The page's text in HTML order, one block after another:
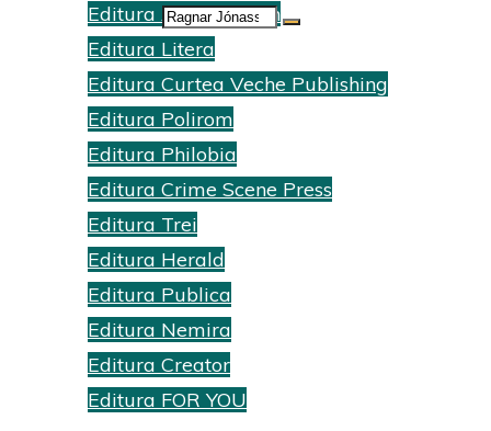
Editura Act si Politon
Editura Litera
Editura Curtea Veche Publishing
Editura Polirom
Editura Philobia
Editura Crime Scene Press
Editura Trei
Editura Herald
Editura Publica
Editura Nemira
Editura Creator
Editura FOR YOU
Search results for Search
for: